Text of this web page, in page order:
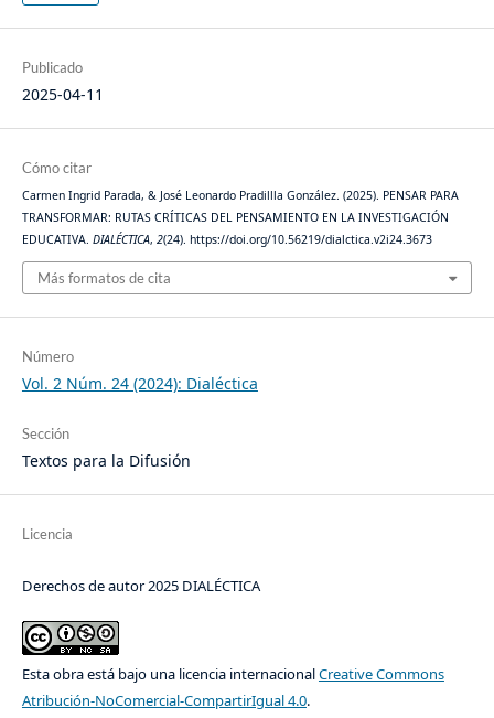
Publicado
2025-04-11
Cómo citar
Carmen Ingrid Parada, & José Leonardo Pradillla González. (2025). PENSAR PARA
TRANSFORMAR: RUTAS CRÍTICAS DEL PENSAMIENTO EN LA INVESTIGACIÓN
EDUCATIVA. DIALÉCTICA, 2(24). https://doi.org/10.56219/dialctica.v2i24.3673
Más formatos de cita
Número
Vol. 2 Núm. 24 (2024): Dialéctica
Sección
Textos para la Difusión
Licencia
Derechos de autor 2025 DIALÉCTICA
Esta obra está bajo una licencia internacionalCreative Commons
Atribución-NoComercial-CompartirIgual 4.0.